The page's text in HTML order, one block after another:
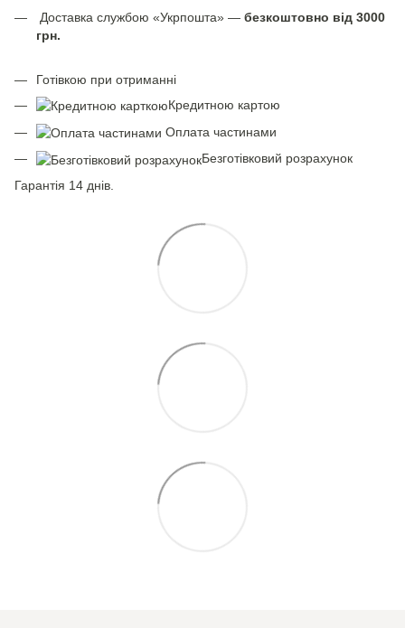
Доставка службою «Укрпошта» — безкоштовно від 3000
грн.
Готівкою при отриманні
Кредитною картою
Оплата частинами
Безготівковий розрахунок
Гарантія 14 днів.